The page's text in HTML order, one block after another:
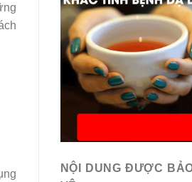
NỘI DUNG ĐƯỢC